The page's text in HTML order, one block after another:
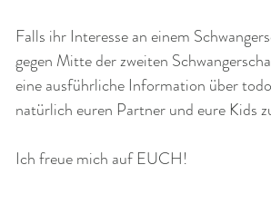
Falls ihr Interesse an einem
gegen Mitte der zweiten
eine ausführliche Information über
natürlich euren Partner und eure Kids
Ich freue mich auf EUCH!